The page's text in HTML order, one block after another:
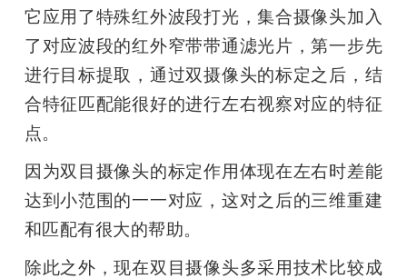
它应用了特殊红外波段打光，集合摄像头加入
了对应波段的红外窄带带通滤光片，第一步先
进行目标提取，通过双摄像头的标定之后，结
合特征匹配能很好的进行左右视察对应的特征
点。
因为双目摄像头的标定作用体现在左右时差能
达到小范围的一一对应，这对之后的三维重建
和匹配有很大的帮助。
除此之外，现在双目摄像头多采用技术比较成